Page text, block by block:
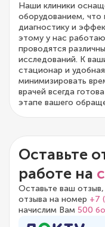
Наши клиники
оборудованием, что
диагностику и
этому у нас
проводятся
исследований. К
стационар и
минимизировать
врачей всегда
этапе вашего
Оставьте
работе на
Оставьте ваш
отзыва на номер +7
начислим Вам 500